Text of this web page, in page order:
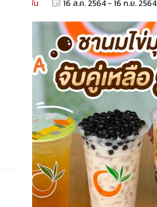
มดโปรโมชัน 16 ส.ค. 2564 - 16 ก.ย. 2564